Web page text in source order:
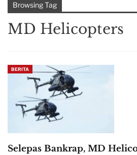
Browsing Tag
MD Helicopters
BERITA
Selepas Bankrap, MD